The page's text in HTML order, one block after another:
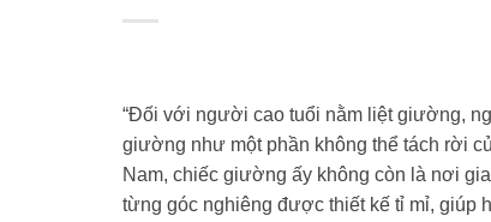
“Đối với người cao tuổi nằm liệt giường,
giường như một phần không thể tách rời
Nam, chiếc giường ấy không còn là nơi
từng góc nghiêng được thiết kế tỉ mỉ, giúp